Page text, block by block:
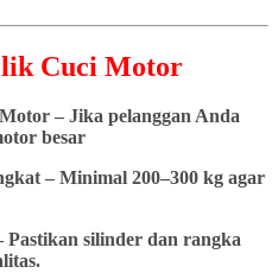
Cuci Motor
– Jika pelanggan Anda
besar
– Minimal 200–300 kg agar
silinder dan rangka